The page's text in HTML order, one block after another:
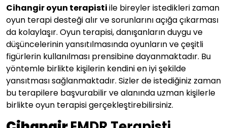
Cihangir oyun terapisti ile bireyler istedikleri zaman
oyun terapi desteği alır ve sorunlarını açığa çıkarması
da kolaylaşır. Oyun terapisi, danışanların duygu ve
düşüncelerinin yansıtılmasında oyunların ve çeşitli
figürlerin kullanılması prensibine dayanmaktadır. Bu
yöntemle birlikte kişilerin kendini en iyi şekilde
yansıtması sağlanmaktadır. Sizler de istediğiniz zaman
bu terapilere başvurabilir ve alanında uzman kişilerle
birlikte oyun terapisi gerçekleştirebilirsiniz.